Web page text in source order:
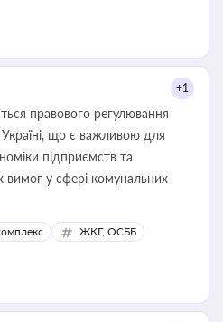
+1
правового регулювання
що є важливою для
підприємств та
вимог у сфері комунальних
ЖКГ, ОСББ